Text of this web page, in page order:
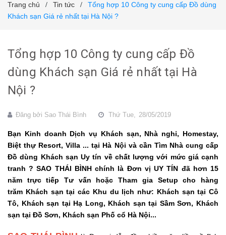
Trang chủ / Tin tức /
Tổng hợp 10 Công ty cung cấp Đồ dùng
Khách sạn Giá rẻ nhất tại Hà Nội ?
Tổng hợp 10 Công ty cung cấp Đồ
dùng Khách sạn Giá rẻ nhất tại Hà
Nội ?
Đăng bởi Sao Thái Bình Thứ Tue, 28/05/2019
Bạn Kinh doanh Dịch vụ Khách sạn, Nhà nghỉ, Homestay,
Biệt thự Resort, Villa ... tại Hà Nội và cần Tìm Nhà cung cấp
Đồ dùng Khách sạn Uy tín về chất lượng với mức giá cạnh
tranh ? SAO THÁI BÌNH chính là Đơn vị UY TÍN đã hơn 15
năm trực tiếp Tư vấn hoặc Tham gia Setup cho hàng
trăm Khách sạn tại các Khu du lịch như: Khách sạn tại Cô
Tô, Khách sạn tại Hạ Long, Khách sạn tại Sầm Sơn, Khách
sạn tại Đồ Sơn, Khách sạn Phố cổ Hà Nội...